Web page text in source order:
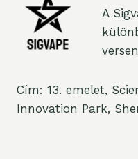
A
Cím: 13. emelet,
Innovation Park,